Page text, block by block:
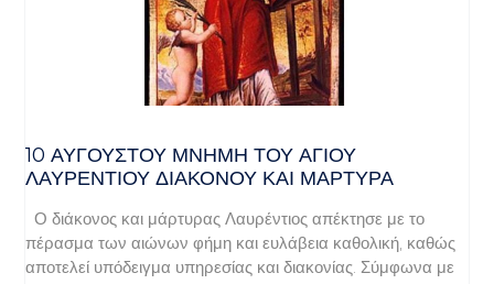
10 ΑΥΓΟΥΣΤΟΥ ΜΝΗΜΗ ΤΟΥ ΑΓΙΟΥ
ΛΑΥΡΕΝΤΙΟΥ ΔΙΑΚΟΝΟΥ ΚΑΙ ΜΑΡΤΥΡΑ
Ο διάκονος και μάρτυρας Λαυρέντιος απέκτησε με το
πέρασμα των αιώνων φήμη και ευλάβεια καθολική, καθώς
αποτελεί υπόδειγμα υπηρεσίας και διακονίας. Σύμφωνα με